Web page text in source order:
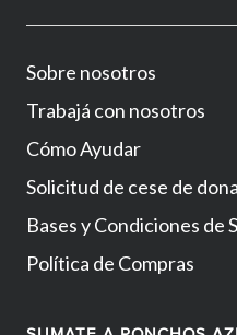
Sobre nosotros
Trabajá con nosotros
Cómo Ayudar
Solicitud de cese de
Bases y Condiciones de
Política de Compras